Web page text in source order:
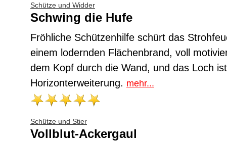
Schütze und Widder
Schwing die Hufe
Fröhliche Schützenhilfe schürt das
einem lodernden Flächenbrand, voll
dem Kopf durch die Wand, und das Loch
Horizonterweiterung. mehr...
Schütze und Stier
Vollblut-Ackergaul